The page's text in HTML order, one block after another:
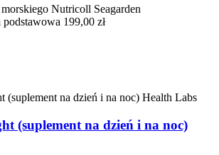
Nutricoll Seagarden
podstawowa 199,00 zł
(suplement na dzień i na noc)